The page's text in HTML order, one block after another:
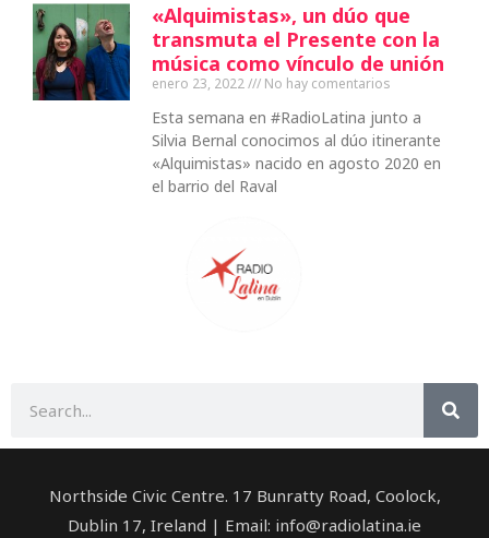
«Alquimistas», un dúo que
transmuta el Presente con la
música como vínculo de unión
enero 23, 2022 No hay comentarios
Esta semana en #RadioLatina junto a
Silvia Bernal conocimos al dúo itinerante
«Alquimistas» nacido en agosto 2020 en
el barrio del Raval
Northside Civic Centre. 17 Bunratty Road, Coolock,
Dublin 17, Ireland | Email: info@radiolatina.ie